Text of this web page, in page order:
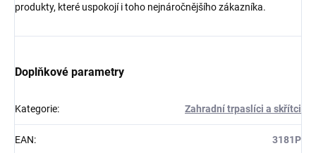
produkty, které uspokojí i toho nejnáročnějšího zákazníka.
Doplňkové parametry
Kategorie: Zahradní trpaslíci a skřítci
EAN: 3181P